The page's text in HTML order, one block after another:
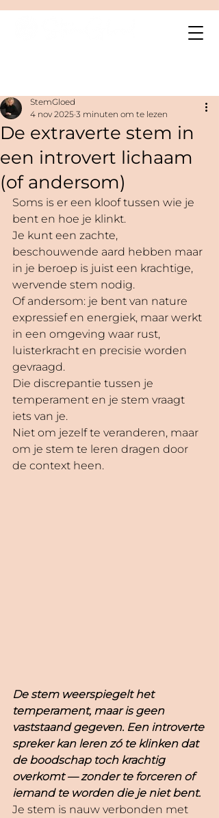
De extraverte stem in
een introvert lichaam
(of andersom)
StemGloed
4 nov 2025 3 minuten om te lezen
Soms is er een kloof tussen wie je
bent en hoe je klinkt.
Je kunt een zachte,
beschouwende aard hebben maar
in je beroep is juist een krachtige,
wervende stem nodig.
Of andersom: je bent van nature
expressief en energiek, maar werkt
in een omgeving waar rust,
luisterkracht en precisie worden
gevraagd.
Die discrepantie tussen je
temperament en je stem vraagt
iets van je.
Niet om jezelf te veranderen, maar
om je stem te leren dragen door
de context heen.
De stem weerspiegelt het
temperament, maar is geen
vaststaand gegeven. Een introverte
spreker kan leren zó te klinken dat
de boodschap toch krachtig
overkomt — zonder te forceren of
iemand te worden die je niet bent.
Je stem is nauw verbonden met